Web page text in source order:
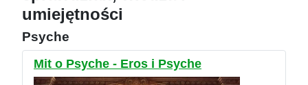
umiejętności
Psyche
Mit o Psyche - Eros i Psyche